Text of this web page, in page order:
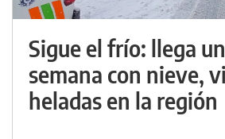
Sigue el frío: llega
semana con nieve,
heladas en la región